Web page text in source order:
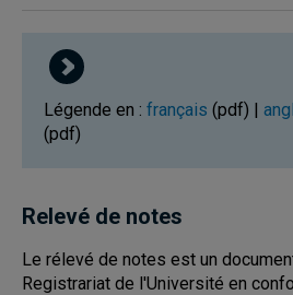
Légende en : français (pdf) |
(pdf)
Relevé de notes
Le rélevé de notes est un
Registrariat de l'Université en